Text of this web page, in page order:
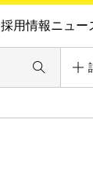
採用情報ニュー